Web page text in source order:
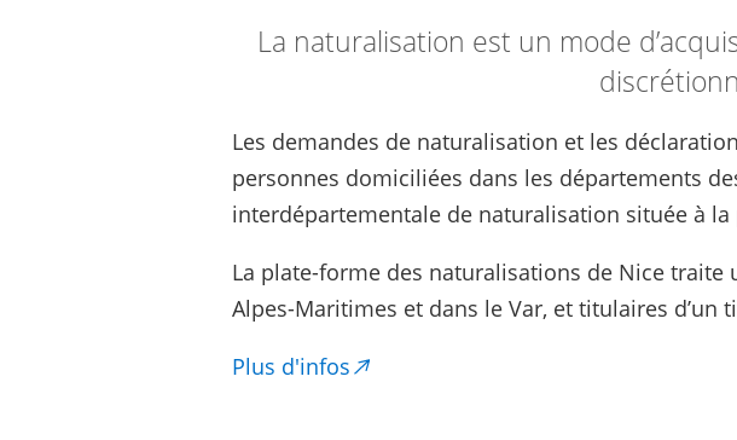
La naturalisation est un mode
Les demandes de naturalisation et les
personnes domiciliées dans les départements
interdépartementale de naturalisation située à
La plate-forme des naturalisations de Nice
Alpes-Maritimes et dans le Var, et titulaires d’un
Plus d'infos